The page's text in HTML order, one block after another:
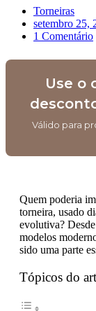
Torneiras
setembro 25,
1 Comentário
Use o
Válido para
Quem poderia
torneira, usado
evolutiva?
modelos
sido uma parte
Tópicos do